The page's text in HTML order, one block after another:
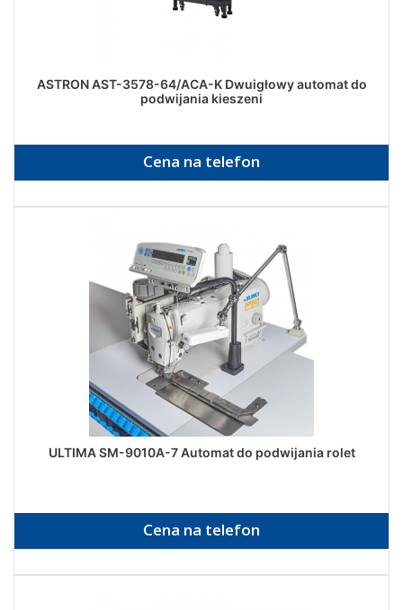
ASTRON AST-3578-64/ACA-K Dwuigłowy automat do
podwijania kieszeni
Cena na telefon
ULTIMA SM-9010A-7 Automat do podwijania rolet
Cena na telefon